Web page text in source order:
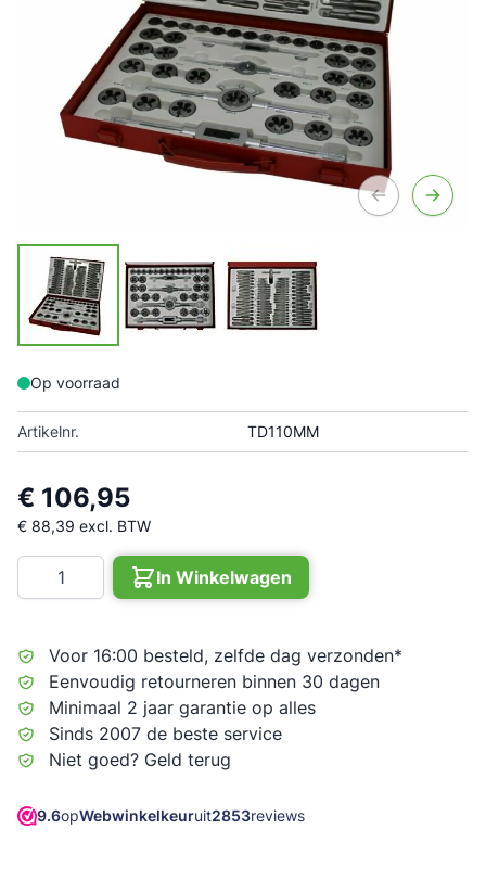
Op voorraad
Artikelnr. TD110MM
€ 106,95
€ 88,39 excl. BTW
Aantal
In Winkelwagen
Voor 16:00 besteld, zelfde dag verzonden*
Eenvoudig retourneren binnen 30 dagen
Minimaal 2 jaar garantie op alles
Sinds 2007 de beste service
Niet goed? Geld terug
9.6opWebwinkelkeuruit2853reviews